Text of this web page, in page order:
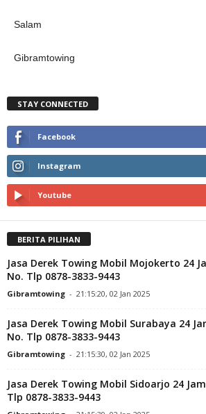
Salam
Gibramtowing
STAY CONNECTED
Facebook
Instagram
Youtube
BERITA PILIHAN
Jasa Derek Towing Mobil Mojokerto 24
No. Tlp 0878-3833-9443
Gibramtowing - 21:15:20, 02 Jan 2025
Jasa Derek Towing Mobil Surabaya 24
No. Tlp 0878-3833-9443
Gibramtowing - 21:15:30, 02 Jan 2025
Jasa Derek Towing Mobil Sidoarjo 24
Tlp 0878-3833-9443